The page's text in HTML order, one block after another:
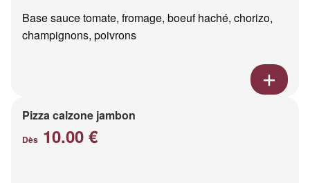
Base sauce tomate, fromage, boeuf haché, chorizo,
champignons, poivrons
Pizza calzone jambon
Dès 10.00 €